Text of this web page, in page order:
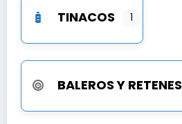
TINACOS 1
BALEROS Y RETENES